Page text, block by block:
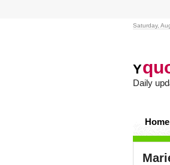
Saturday,
Y
Daily
Home